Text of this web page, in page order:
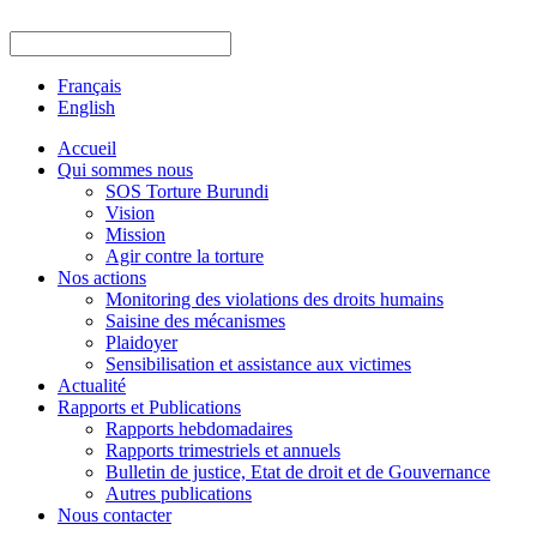
Français
English
Accueil
Qui sommes nous
SOS Torture Burundi
Vision
Mission
Agir contre la torture
Nos actions
Monitoring des violations des droits humains
Saisine des mécanismes
Plaidoyer
Sensibilisation et assistance aux victimes
Actualité
Rapports et Publications
Rapports hebdomadaires
Rapports trimestriels et annuels
Bulletin de justice, Etat de droit et de Gouvernance
Autres publications
Nous contacter